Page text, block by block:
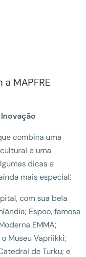
MAPFRE
combina uma
e uma
dicas e
mais especial:
com sua bela
Espoo, famosa
EMMA;
Museu Vapriikki;
de Turku; e